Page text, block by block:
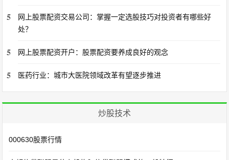
5
网上股票配资交易公司：掌握一定选股技巧对投资者有哪些好
处？
5 网上股票配资开户：股票配资要养成良好的观念
5 医药行业：城市大医院领域改革有望逐步推进
炒股技术
000630股票行情